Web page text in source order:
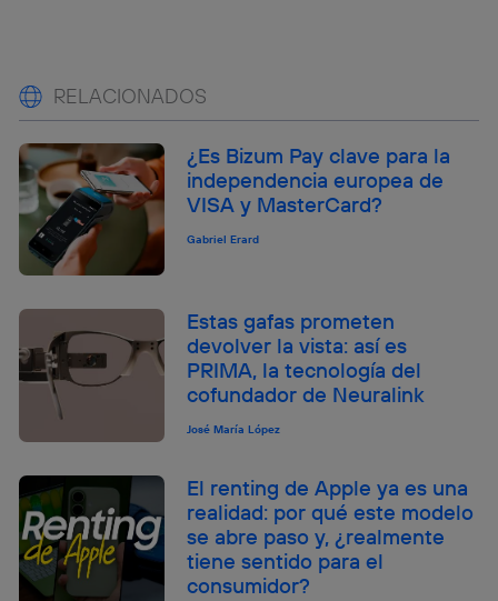
RELACIONADOS
¿Es Bizum Pay clave para la
independencia europea de
VISA y MasterCard?
Gabriel Erard
Estas gafas prometen
devolver la vista: así es
PRIMA, la tecnología del
cofundador de Neuralink
José María López
El renting de Apple ya es una
realidad: por qué este modelo
se abre paso y, ¿realmente
tiene sentido para el
consumidor?